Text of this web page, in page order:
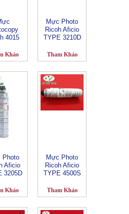
4015
Khảo
Mực Photo
Ricoh Aficio
TYPE 3210D
Tham Khảo
Photo
Aficio
3205D
Khảo
Mực Photo
Ricoh Aficio
TYPE 4500S
Tham Khảo